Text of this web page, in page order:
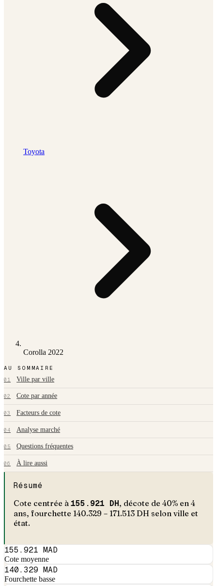
Toyota
Corolla 2022
AU SOMMAIRE
01 Ville par ville
02 Cote par année
03 Facteurs de cote
04 Analyse marché
05 Questions fréquentes
06 À lire aussi
Résumé
Cote centrée à 155.921 DH, décote de 40% en 4
ans, fourchette 140.329 – 171.513DH selon ville et
état.
155.921 MAD
Cote moyenne
140.329 MAD
Fourchette basse